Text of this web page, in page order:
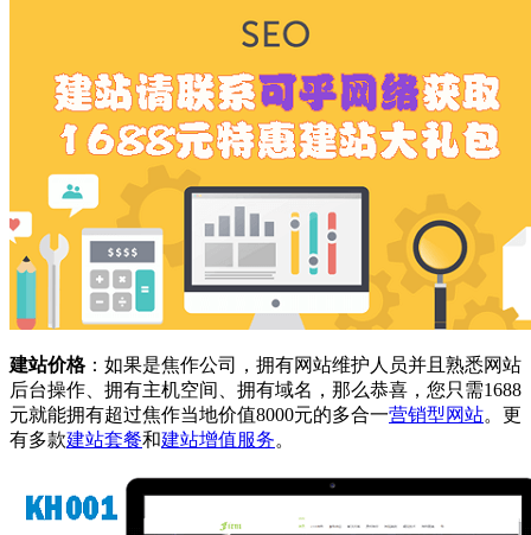
建站价格：如果是焦作公司，拥有网站维护人员并且熟悉网站
后台操作、拥有主机空间、拥有域名，那么恭喜，您只需1688
元就能拥有超过焦作当地价值8000元的多合一营销型网站。更
有多款建站套餐和建站增值服务。